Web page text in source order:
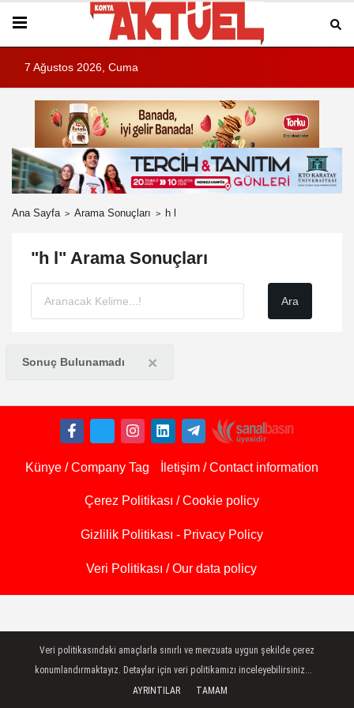
7 Ağustos 2026, Cuma
Ana Sayfa Arama Sonuçları h l
"h l" Arama Sonuçları
Sonuç Bulunamadı ×
Künye / Company Tag İletişim / Contact information
Çerez Politikası / Cookie policy
Gizlilik Politikası - Privacy Policy
Veri Politikası / Our data policy
Veri politikasındaki amaçlarla sınırlı ve mevzuata uygun şekilde çerez
konumlandırmaktayız. Detaylar için veri politikamızı inceleyebilirsiniz...
AYRINTILAR
TAMAM